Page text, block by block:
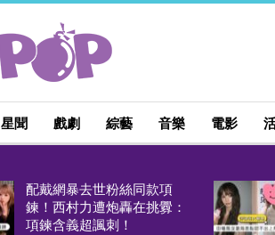
星聞 戲劇 綜藝 音樂 電影
配戴網暴去世粉絲同款項
鍊！西村力遭炮轟在挑釁：
項鍊含義超諷刺！